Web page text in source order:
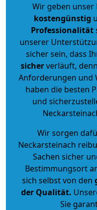
Wir geben unser
kostengünstig
Professionalität
unserer
sicher sein, dass
sicherverläuft,
Anforderungen und
haben die besten
und
Wir sorgen
Neckarsteinach
Sachen sicher
Bestimmungsort
sich selbst von den
der Qualität.
Sie